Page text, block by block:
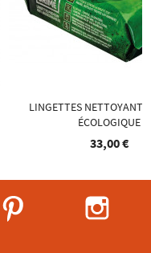
LINGETTES NETTOYANT
ÉCOLOGIQUE
33,00 €